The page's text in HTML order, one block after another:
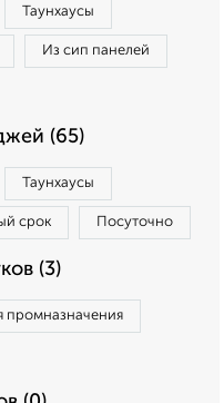
Таунхаусы
Из сип панелей
(65)
Таунхаусы
срок Посуточно
(3)
промназначения